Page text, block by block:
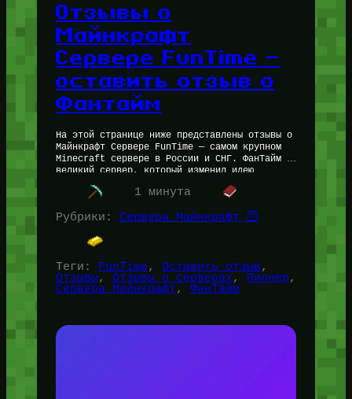
Отзывы о
Майнкрафт
Сервере FunTime —
оставить отзыв о
Фантайм
На этой странице ниже представлены отзывы о
Майнкрафт Сервере FunTime — самом крупном
Minecraft сервере в России и СНГ. ФанТайм —
великий сервер, который изменил идею
Анархии на свой лад…
1 минута
Рубрики: Сервера Майнкрафт 🛜
Теги: FunTime, Оставить отзыв
Отзывы, Отзывы о серверах, Пионер
Сервера Майнкрафт, ФанТайм